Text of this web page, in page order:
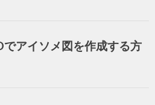
でアイソメ図を作成する方